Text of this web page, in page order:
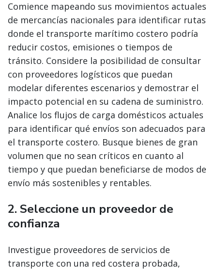
Comience mapeando sus movimientos actuales
de mercancías nacionales para identificar rutas
donde el transporte marítimo costero podría
reducir costos, emisiones o tiempos de
tránsito. Considere la posibilidad de consultar
con proveedores logísticos que puedan
modelar diferentes escenarios y demostrar el
impacto potencial en su cadena de suministro.
Analice los flujos de carga domésticos actuales
para identificar qué envíos son adecuados para
el transporte costero. Busque bienes de gran
volumen que no sean críticos en cuanto al
tiempo y que puedan beneficiarse de modos de
envío más sostenibles y rentables.
2. Seleccione un proveedor de
confianza
Investigue proveedores de servicios de
transporte con una red costera probada,